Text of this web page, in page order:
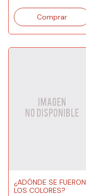
¿ADÓNDE SE FUERON
LOS COLORES?